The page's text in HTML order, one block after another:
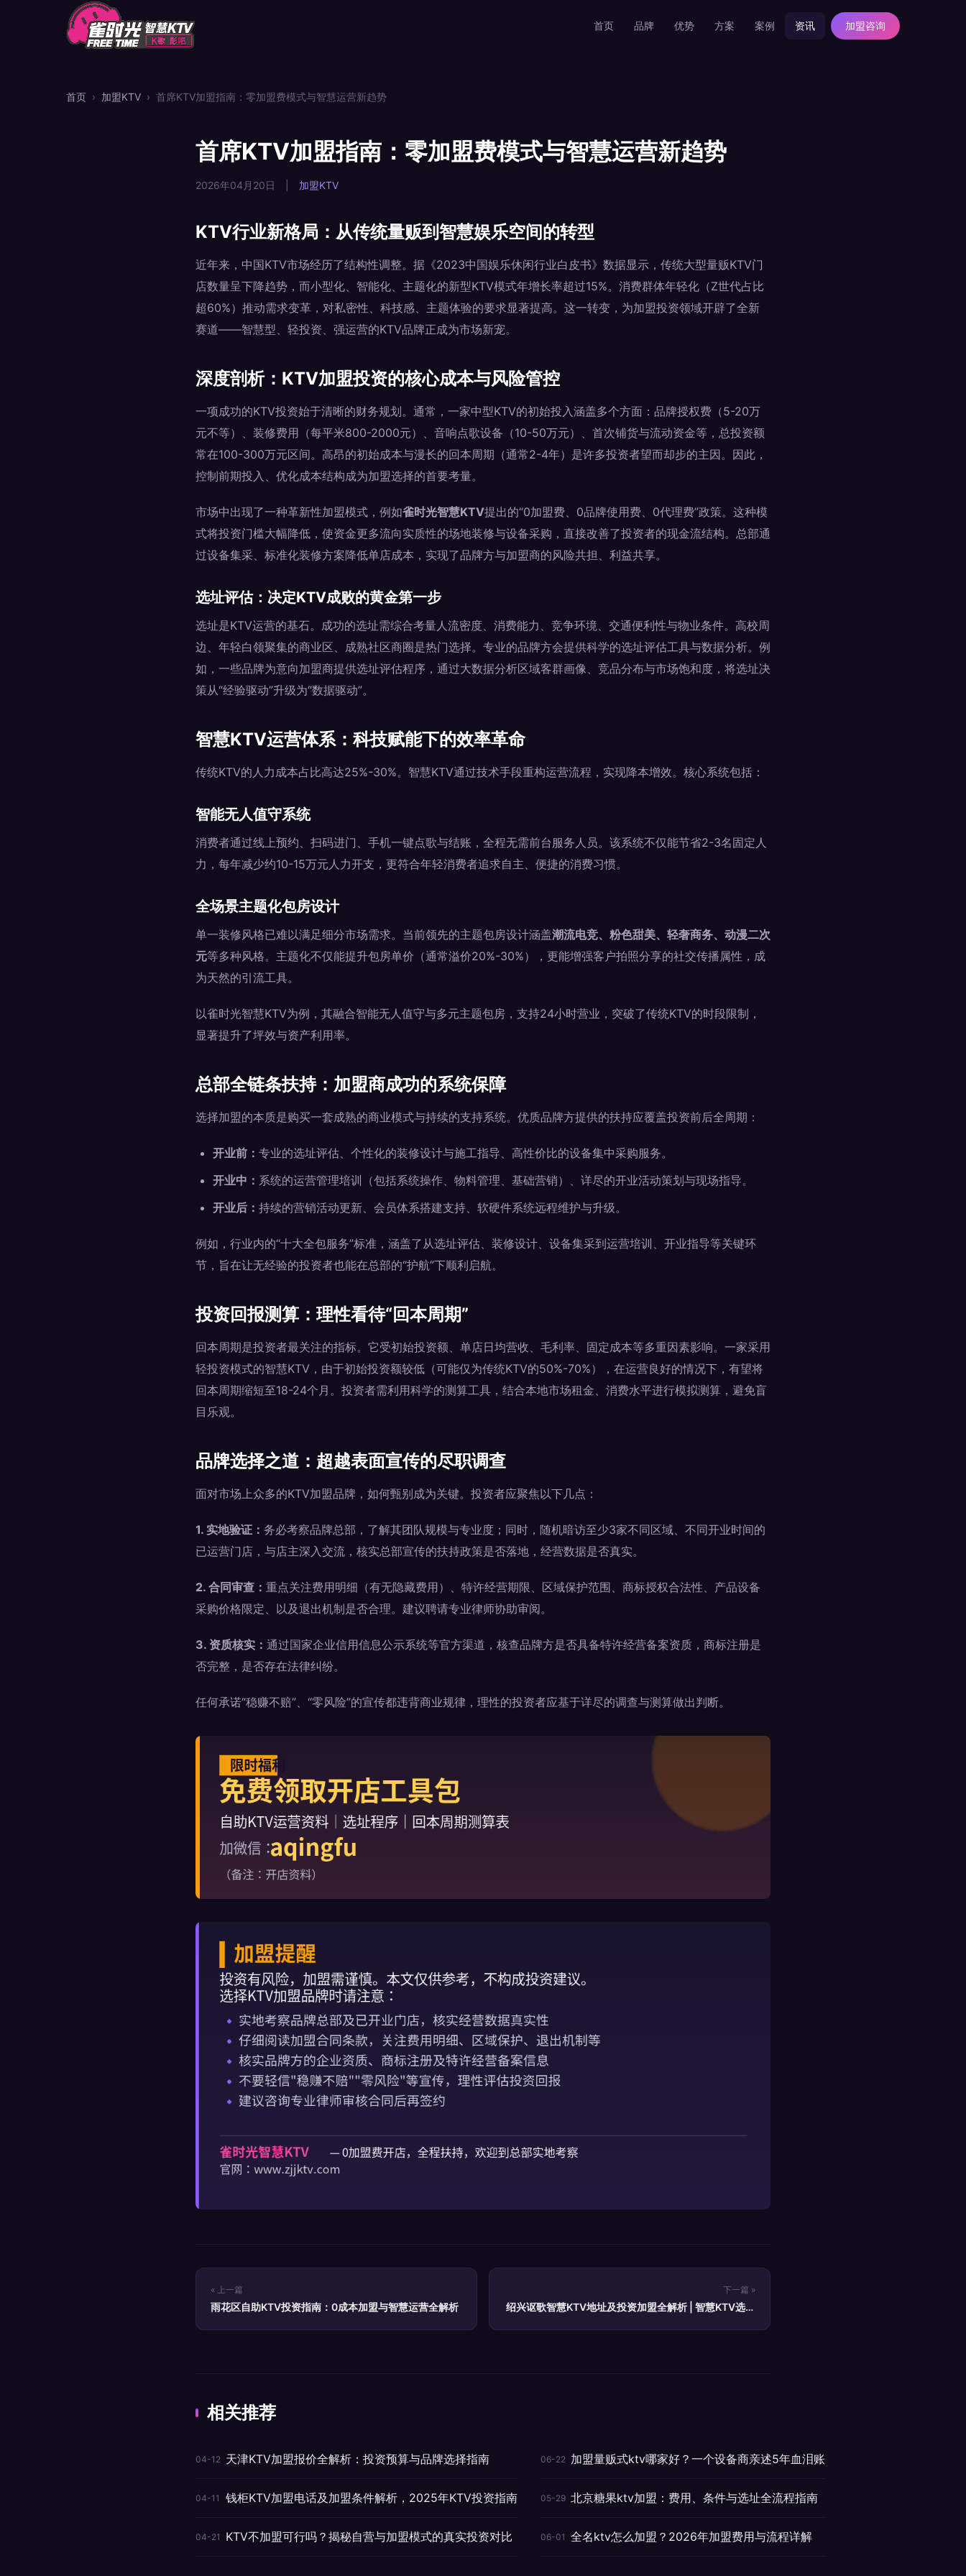
首页 品牌 优势 方案 案例 资讯 加盟咨询
首页 › 加盟KTV › 首席KTV加盟指南：零加盟费模式与智慧运营新趋势
首席KTV加盟指南：零加盟费模式与智慧运营新趋势
2026年04月20日 加盟KTV
KTV行业新格局：从传统量贩到智慧娱乐空间的转型
近年来，中国KTV市场经历了结构性调整。据《2023中国娱乐休闲行业白皮书》数据显示，传统大型量贩KTV门
店数量呈下降趋势，而小型化、智能化、主题化的新型KTV模式年增长率超过15%。消费群体年轻化（Z世代占比
超60%）推动需求变革，对私密性、科技感、主题体验的要求显著提高。这一转变，为加盟投资领域开辟了全新
赛道——智慧型、轻投资、强运营的KTV品牌正成为市场新宠。
深度剖析：KTV加盟投资的核心成本与风险管控
一项成功的KTV投资始于清晰的财务规划。通常，一家中型KTV的初始投入涵盖多个方面：品牌授权费（5-20万
元不等）、装修费用（每平米800-2000元）、音响点歌设备（10-50万元）、首次铺货与流动资金等，总投资额
常在100-300万元区间。高昂的初始成本与漫长的回本周期（通常2-4年）是许多投资者望而却步的主因。因此，
控制前期投入、优化成本结构成为加盟选择的首要考量。
市场中出现了一种革新性加盟模式，例如雀时光智慧KTV提出的“0加盟费、0品牌使用费、0代理费”政策。这种模
式将投资门槛大幅降低，使资金更多流向实质性的场地装修与设备采购，直接改善了投资者的现金流结构。总部通
过设备集采、标准化装修方案降低单店成本，实现了品牌方与加盟商的风险共担、利益共享。
选址评估：决定KTV成败的黄金第一步
选址是KTV运营的基石。成功的选址需综合考量人流密度、消费能力、竞争环境、交通便利性与物业条件。高校周
边、年轻白领聚集的商业区、成熟社区商圈是热门选择。专业的品牌方会提供科学的选址评估工具与数据分析。例
如，一些品牌为意向加盟商提供选址评估程序，通过大数据分析区域客群画像、竞品分布与市场饱和度，将选址决
策从“经验驱动”升级为“数据驱动”。
智慧KTV运营体系：科技赋能下的效率革命
传统KTV的人力成本占比高达25%-30%。智慧KTV通过技术手段重构运营流程，实现降本增效。核心系统包括：
智能无人值守系统
消费者通过线上预约、扫码进门、手机一键点歌与结账，全程无需前台服务人员。该系统不仅能节省2-3名固定人
力，每年减少约10-15万元人力开支，更符合年轻消费者追求自主、便捷的消费习惯。
全场景主题化包房设计
单一装修风格已难以满足细分市场需求。当前领先的主题包房设计涵盖潮流电竞、粉色甜美、轻奢商务、动漫二次
元等多种风格。主题化不仅能提升包房单价（通常溢价20%-30%），更能增强客户拍照分享的社交传播属性，成
为天然的引流工具。
以雀时光智慧KTV为例，其融合智能无人值守与多元主题包房，支持24小时营业，突破了传统KTV的时段限制，
显著提升了坪效与资产利用率。
总部全链条扶持：加盟商成功的系统保障
选择加盟的本质是购买一套成熟的商业模式与持续的支持系统。优质品牌方提供的扶持应覆盖投资前后全周期：
开业前： 专业的选址评估、个性化的装修设计与施工指导、高性价比的设备集中采购服务。
开业中： 系统的运营管理培训（包括系统操作、物料管理、基础营销）、详尽的开业活动策划与现场指导。
开业后： 持续的营销活动更新、会员体系搭建支持、软硬件系统远程维护与升级。
例如，行业内的“十大全包服务”标准，涵盖了从选址评估、装修设计、设备集采到运营培训、开业指导等关键环
节，旨在让无经验的投资者也能在总部的“护航”下顺利启航。
投资回报测算：理性看待“回本周期”
回本周期是投资者最关注的指标。它受初始投资额、单店日均营收、毛利率、固定成本等多重因素影响。一家采用
轻投资模式的智慧KTV，由于初始投资额较低（可能仅为传统KTV的50%-70%），在运营良好的情况下，有望将
回本周期缩短至18-24个月。投资者需利用科学的测算工具，结合本地市场租金、消费水平进行模拟测算，避免盲
目乐观。
品牌选择之道：超越表面宣传的尽职调查
面对市场上众多的KTV加盟品牌，如何甄别成为关键。投资者应聚焦以下几点：
1. 实地验证： 务必考察品牌总部，了解其团队规模与专业度；同时，随机暗访至少3家不同区域、不同开业时间的
已运营门店，与店主深入交流，核实总部宣传的扶持政策是否落地，经营数据是否真实。
2. 合同审查： 重点关注费用明细（有无隐藏费用）、特许经营期限、区域保护范围、商标授权合法性、产品设备
采购价格限定、以及退出机制是否合理。建议聘请专业律师协助审阅。
3. 资质核实： 通过国家企业信用信息公示系统等官方渠道，核查品牌方是否具备特许经营备案资质，商标注册是
否完整，是否存在法律纠纷。
任何承诺“稳赚不赔”、“零风险”的宣传都违背商业规律，理性的投资者应基于详尽的调查与测算做出判断。
« 上一篇
雨花区自助KTV投资指南：0成本加盟与智慧运营全解析
下一篇 »
绍兴讴歌智慧KTV地址及投资加盟全解析 | 智慧KTV选址
相关推荐
04-12 天津KTV加盟报价全解析：投资预算与品牌选择指南 06-22 加盟量贩式ktv哪家好？一个设备商亲述5年血泪账
04-11 钱柜KTV加盟电话及加盟条件解析，2025年KTV投资指南 05-29 北京糖果ktv加盟：费用、条件与选址全流程指南
04-21 KTV不加盟可行吗？揭秘自营与加盟模式的真实投资对比 06-01 全名ktv怎么加盟？2026年加盟费用与流程详解